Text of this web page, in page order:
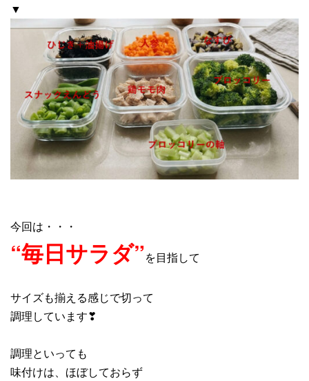
▼
今回は・・・
“毎日サラダ”を目指して
サイズも揃える感じで切って
調理しています❣
調理といっても
味付けは、ほぼしておらず